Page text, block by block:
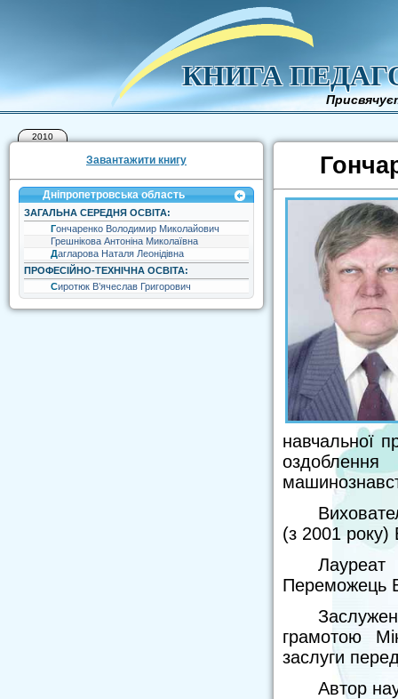
КНИГА
2010
Завантажити книгу
Дніпропетровська область
ЗАГАЛЬНА СЕРЕДНЯ ОСВІТА:
Гончаренко Володимир Миколайович
Грешнікова Антоніна Миколаївна
Дагларова Наталя Леонідівна
ПРОФЕСІЙНО-ТЕХНІЧНА ОСВІТА:
Сиротюк В’ячеслав Григорович
навчальної
(з 2001 року)
Лауреат
Переможець
грамотою
заслуги
Автор